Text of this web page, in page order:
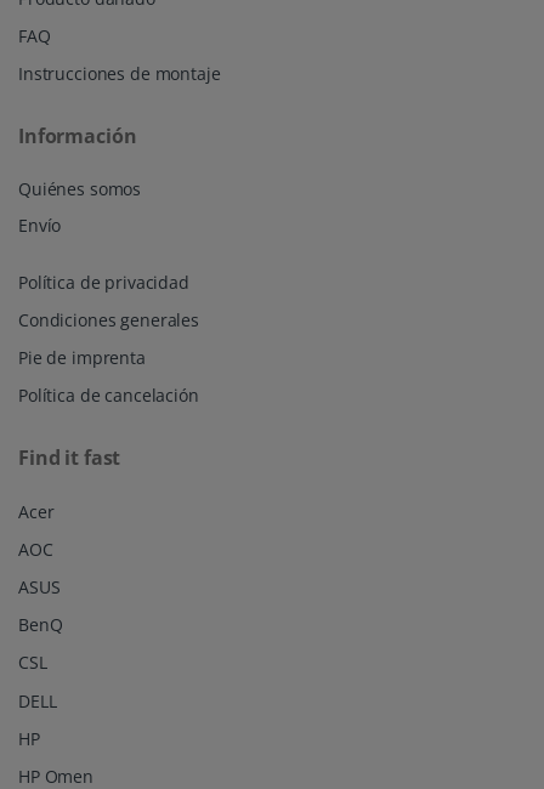
FAQ
Instrucciones de montaje
Información
Quiénes somos
Envío
Política de privacidad
Condiciones generales
Pie de imprenta
Política de cancelación
Find it fast
Acer
AOC
ASUS
BenQ
CSL
DELL
HP
HP Omen